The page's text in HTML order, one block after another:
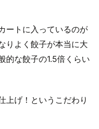
ートに入っているのが
りよく餃子が本当に大
的な餃子の1.5倍くらい
上げ！というこだわり